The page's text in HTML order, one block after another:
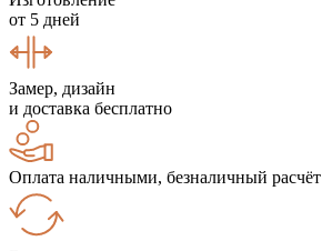
от 5 дней
Замер, дизайн
и доставка бесплатно
Оплата наличными, безналичный расчёт